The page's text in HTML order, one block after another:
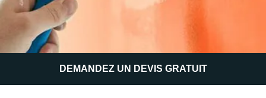
DEMANDEZ UN DEVIS GRATUIT